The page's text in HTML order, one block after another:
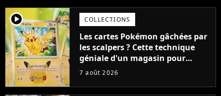
player2 COLLECTIONS
Les cartes Pokémon gâchées par
les scalpers ? Cette technique
géniale d'un magasin pour
ruiner les revendeurs
7 août 2026